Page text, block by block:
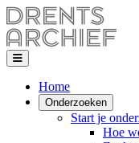
Home
Onderzoeken
Start je
Hoe